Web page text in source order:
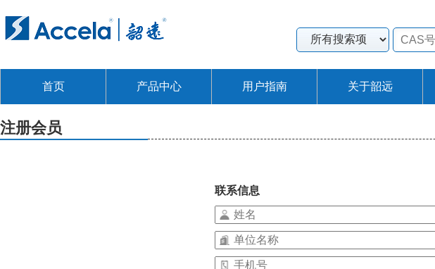
首页 产品中心 用户指南 关于韶远
注册会员
联系信息